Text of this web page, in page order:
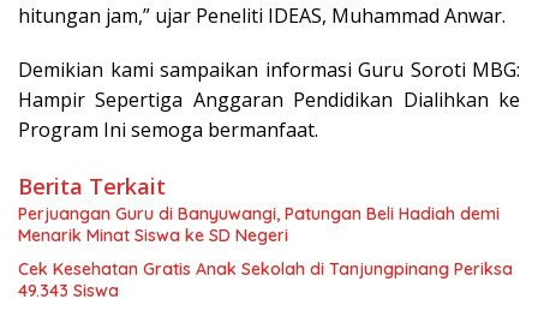
hitungan jam,” ujar Peneliti IDEAS, Muhammad Anwar.
Demikian kami sampaikan informasi Guru Soroti MBG:
Hampir Sepertiga Anggaran Pendidikan Dialihkan ke
Program Ini semoga bermanfaat.
Berita Terkait
Perjuangan Guru di Banyuwangi, Patungan Beli Hadiah demi
Menarik Minat Siswa ke SD Negeri
Cek Kesehatan Gratis Anak Sekolah di Tanjungpinang Periksa
49.343 Siswa